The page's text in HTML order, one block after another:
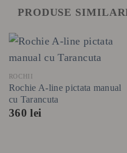
PRODUSE
ROCHII
Rochie A-line pictata manual
cu Tarancuta
360lei